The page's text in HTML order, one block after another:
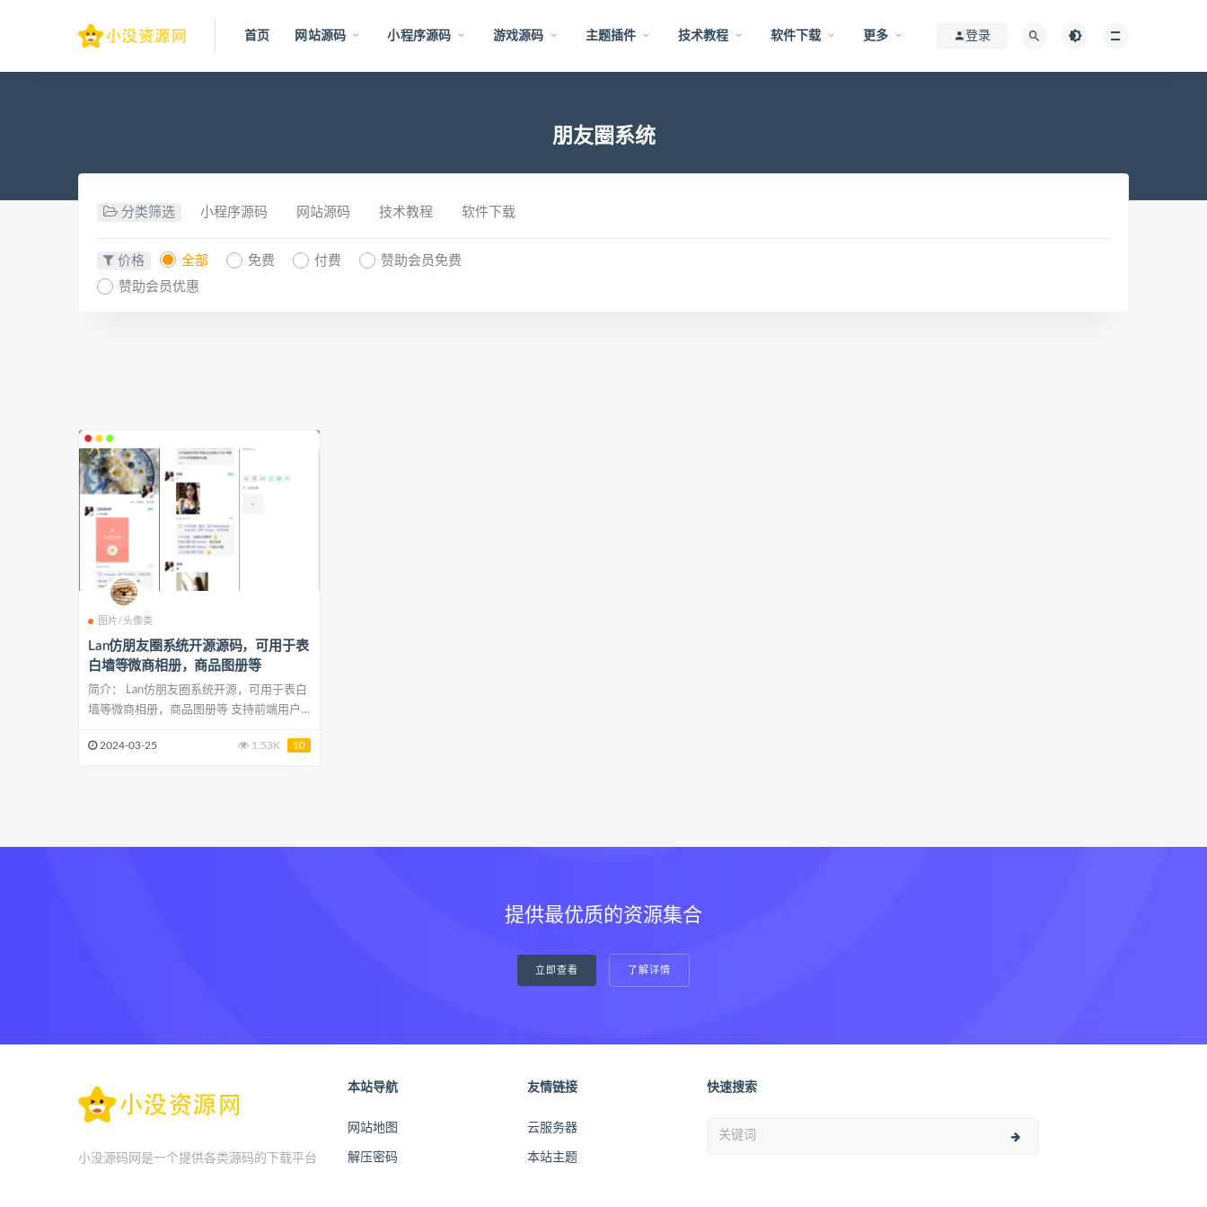
首页 网站源码 小程序源码 游戏源码 主题插件 技术教程 软件下载 更多 登录
朋友圈系统
分类筛选 小程序源码 网站源码 技术教程 软件下载
价格 全部 免费 付费
赞助会员免费
赞助会员优惠
图片/头像类
Lan仿朋友圈系统开源源码，可用于表
白墙等微商相册，商品图册等
简介： Lan仿朋友圈系统开源，可用于表白
墙等微商相册，商品图册等 支持前端用户
2024-03-25 1.53K 10
提供最优质的资源集合
立即查看 了解详情
小没源码网是一个提供各类源码的下载平台
本站导航
网站地图
解压密码
友情链接
云服务器
本站主题
快速搜索